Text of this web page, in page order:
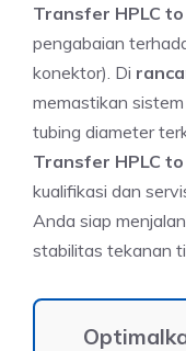
Transfer HPLC to
pengabaian
konektor). Di
memastikan
tubing diameter
Transfer HPLC to
kualifikasi dan
Anda siap
stabilitas tekanan